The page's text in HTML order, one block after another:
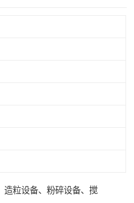
造粒设备、粉碎设备、搅